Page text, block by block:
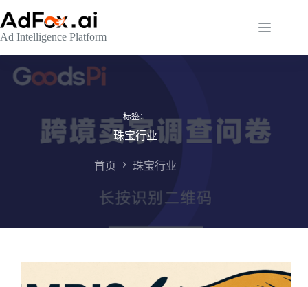
至
内
容
Ad Intelligence Platform
标签：
珠宝行业
首页 珠宝行业